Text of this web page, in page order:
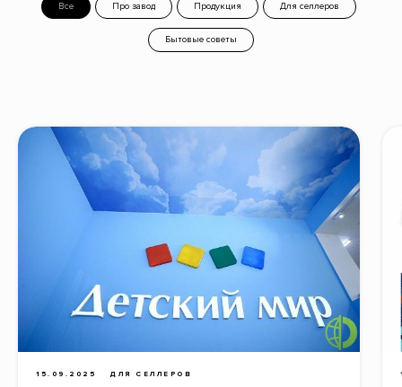
Все Про завод Продукция Для селлеров
Бытовые советы
15.09.2025 ДЛЯ СЕЛЛЕРОВ